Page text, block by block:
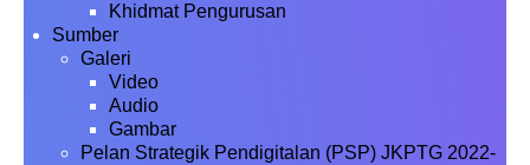
Khidmat Pengurusan
Sumber
Galeri
Video
Audio
Gambar
Pelan Strategik Pendigitalan (PSP) JKPTG 2022-